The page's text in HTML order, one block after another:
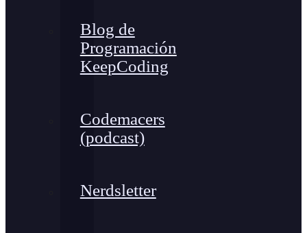
Blog de
Programación
KeepCoding
Codemacers
(podcast)
Nerdsletter